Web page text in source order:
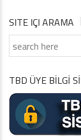
SITE IÇI ARAMA
TBD ÜYE BİLGİ